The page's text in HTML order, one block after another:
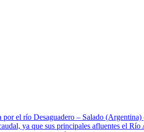
el río Desaguadero – Salado
ya que sus principales afluentes el